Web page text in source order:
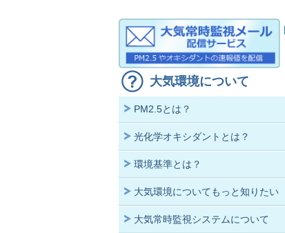
大気環境について
PM2.5とは？
光化学オキシダントとは？
環境基準とは？
大気環境についてもっと知りたい
大気常時監視システムについて